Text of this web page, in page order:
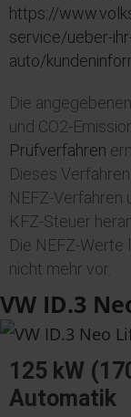
https://
service/ueber-
auto/
Die
und CO2-
Prüfverfahren
Dieses
NEFZ-Verfahren
KFZ-Steuer
Die NEFZ-
nicht mehr vor.
VW ID.3
125 kW
Automatik